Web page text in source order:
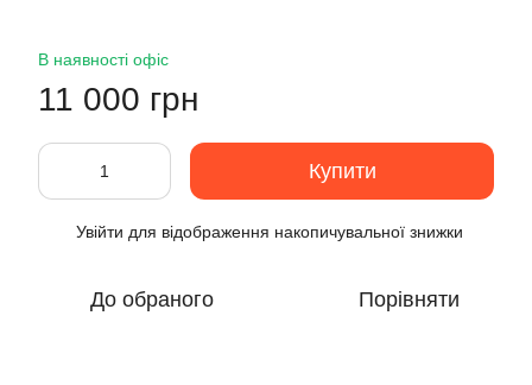
В наявності офіс
11 000 грн
Купити
Увійти для відображення накопичувальної знижки
До обраного Порівняти